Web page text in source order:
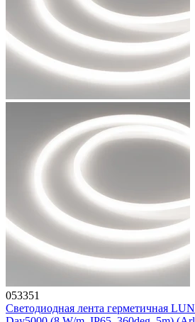
053351
Светодиодная лента герметичная